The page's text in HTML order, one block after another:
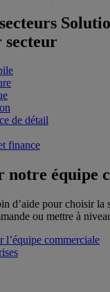
secteur
de détail
finance
notre équipe
d’aide pour choisir la
ou mettre à
l’équipe commerciale